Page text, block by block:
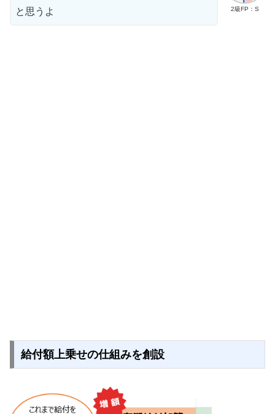
2級FP：S
と思うよ
給付額上乗せの仕組みを創設